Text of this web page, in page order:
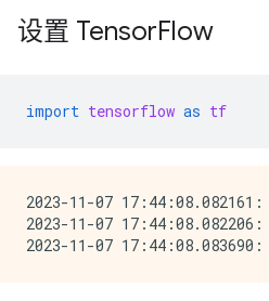
设置 TensorFlow
import tensorflow as tf
2023-11-07
2023-11-07